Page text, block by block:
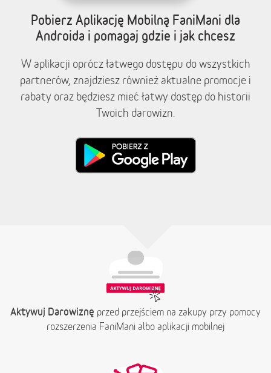
Pobierz Aplikację Mobilną FaniMani dla
Androida i pomagaj gdzie i jak chcesz
W aplikacji oprócz łatwego dostępu do wszystkich
partnerów, znajdziesz również aktualne promocje i
rabaty oraz będziesz mieć łatwy dostęp do historii
Twoich darowizn.
Aktywuj Darowiznę przed przejściem na zakupy przy pomocy
rozszerzenia FaniMani albo aplikacji mobilnej